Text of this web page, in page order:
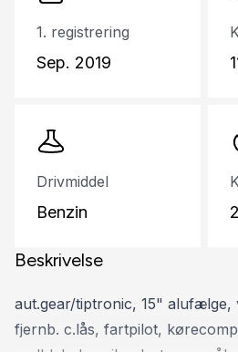
1. registrering
Sep. 2019
Drivmiddel
Benzin
Beskrivelse
aut.gear/tiptronic, 15" alufælge,
fjernb. c.lås, fartpilot,